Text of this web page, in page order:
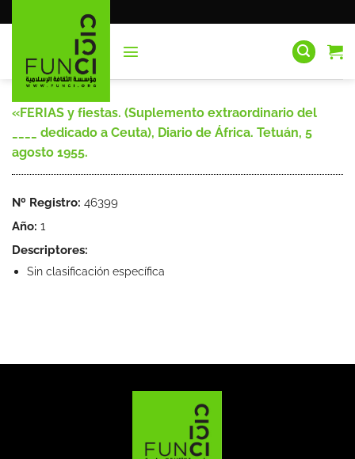
al
«FERIAS y fiestas. (Suplemento extraordinario del
____ dedicado a Ceuta), Diario de África. Tetuán, 5
agosto 1955.
Nº Registro: 46399
Año: 1
Descriptores:
Sin clasificación específica